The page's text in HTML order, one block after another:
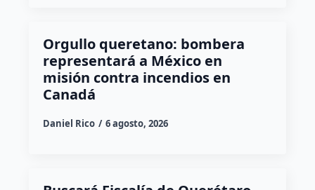
Orgullo queretano: bombera
representará a México en
misión contra incendios en
Canadá
Daniel Rico 6 agosto, 2026